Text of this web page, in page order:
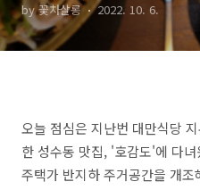
by 꽃차살롱 2022. 10. 6.
오늘 점심은 지난번 대만식당
한 성수동 맛집, '호감도'에 다녀
주택가 반지하 주거공간을 개